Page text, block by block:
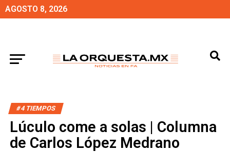
AGOSTO 8, 2026
#4 TIEMPOS
Lúculo come a solas | Columna
de Carlos López Medrano